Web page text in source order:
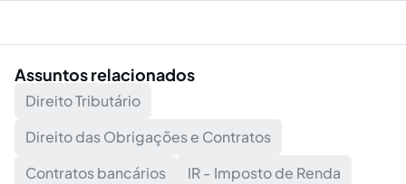
Assuntos relacionados
Direito Tributário
Direito das Obrigações e Contratos
Contratos bancários
IR - Imposto de Renda